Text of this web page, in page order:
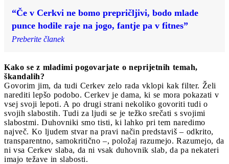
“Če v Cerkvi ne bomo prepričljivi, bodo mlade
punce hodile raje na jogo, fantje pa v fitnes”
Preberite članek
Kako se z mladimi pogovarjate o neprijetnih temah,
škandalih?
Govorim jim, da tudi Cerkev zelo rada vklopi kak filter. Želi
narediti lepšo podobo. Cerkev je dama, ki se mora pokazati v
vsej svoji lepoti. A po drugi strani nekoliko govoriti tudi o
svojih slabostih. Tudi za ljudi se je težko srečati s svojimi
slabostmi. Duhovniki smo tisti, ki lahko pri tem naredimo
največ. Ko ljudem stvar na pravi način predstaviš – odkrito,
transparentno, samokritično –, položaj razumejo. Razumejo, da
ni vsa Cerkev slaba, da ni vsak duhovnik slab, da pa nekateri
imajo težave in slabosti.